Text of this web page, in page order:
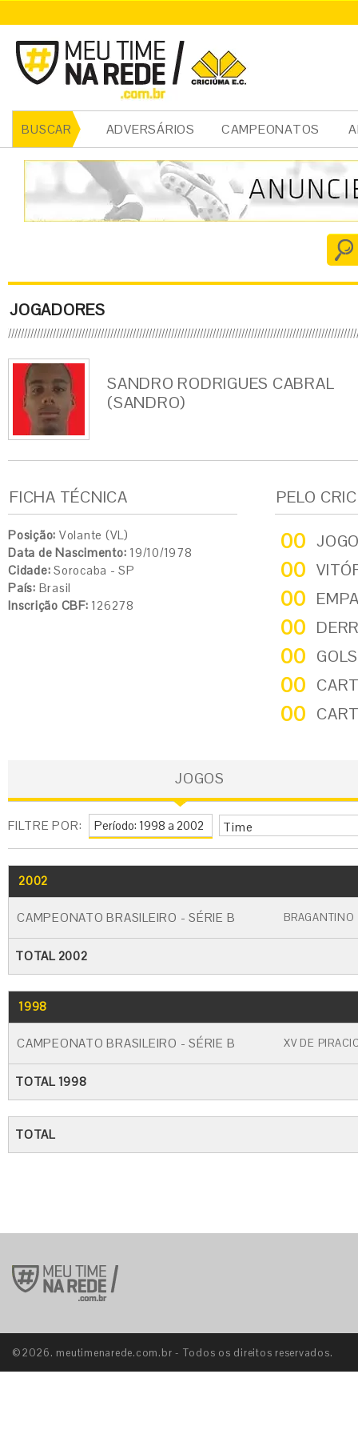
BUSCAR ADVERSÁRIOS CAMPEONATOS
JOGADORES
SANDRO RODRIGUES CABRAL
(SANDRO)
FICHA TÉCNICA
Posição: Volante (VL)
Data de Nascimento: 19/10/1978
Cidade: Sorocaba - SP
País: Brasil
Inscrição CBF: 126278
PELO
00
00
00
00
00
00
00
JOGOS
FILTRE POR: Time
2002
CAMPEONATO BRASILEIRO - SÉRIE B BRAGANTINO
TOTAL 2002
1998
CAMPEONATO BRASILEIRO - SÉRIE B XV DE
TOTAL 1998
TOTAL
©2026. meutimenarede.com.br - Todos os direitos reservados.